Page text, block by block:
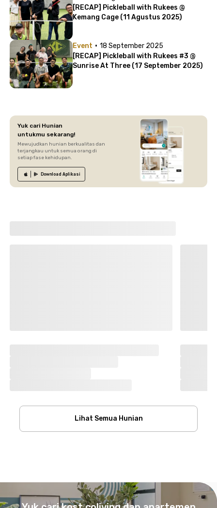
[RECAP] Pickleball with Rukees @
Kemang Cage (11 Agustus 2025)
Event · 18 September 2025
[RECAP] Pickleball with Rukees #3 @
Sunrise At Three (17 September 2025)
Yuk cari Hunian
untukmu sekarang!
Mewujudkan hunian berkualitas dan
terjangkau untuk semua orang di
setiap fase kehidupan.
Download Aplikasi
Lihat Semua Hunian